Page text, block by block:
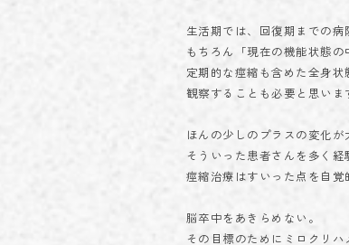
生活期では、回復期までの病
もちろん「現在の機能状態
定期的な痙縮も含めた全身
観察することも必要と思いま
ほんの少しのプラスの変化
そういった患者さんを多く経
痙縮治療はすいった点を自覚
脳卒中をあきらめない。
その目標のためにミロクリ